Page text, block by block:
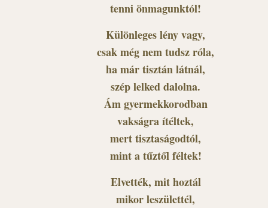
tenni önmagunktól!
Különleges lény vagy,
csak még nem tudsz róla,
ha már tisztán látnál,
szép lelked dalolna.
Ám gyermekkorodban
vakságra ítéltek,
mert tisztaságodtól,
mint a tűztől féltek!
Elvették, mit hoztál
mikor leszülettél,